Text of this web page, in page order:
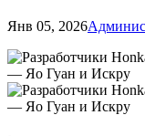
Янв 05, 2026